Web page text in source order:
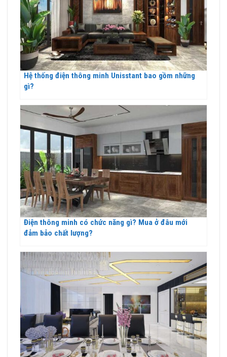
Hệ thống điện thông minh Unisstant bao gồm những
gì?
Điện thông minh có chức năng gì? Mua ở đâu mới
đảm bảo chất lượng?